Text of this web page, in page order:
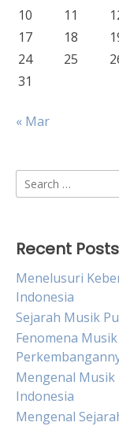
10
11
17
18
24
25
31
« Mar
Search
for:
Recent Posts
Menelusuri
Indonesia
Sejarah Musik
Fenomena
Mengenal Musik
Indonesia
Mengenal